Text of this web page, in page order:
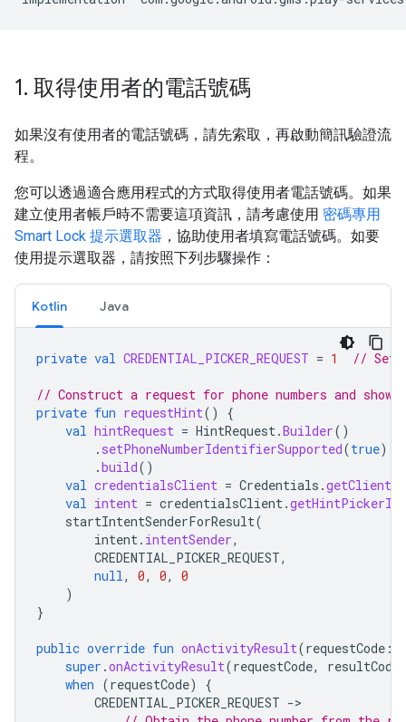
1. 取得使用者的電話號碼
如果沒有使用者的電話號碼，請先索取，再啟動簡訊驗證流
程。
您可以透過適合應用程式的方式取得使用者電話號碼。如果
建立使用者帳戶時不需要這項資訊，請考慮使用 密碼專用
Smart Lock 提示選取器 ，協助使用者填寫電話號碼。如要
使用提示選取器，請按照下列步驟操作：
Kotlin Java
private val CREDENTIAL_PICKER_REQUEST = 1 // Set
// Construct a request for phone numbers and show
private fun requestHint()
{
val hintRequest = HintRequest.Builder()
. setPhoneNumberIdentifierSupported(true)
.build()
val credentialsClient = Credentials .getClient
val intent = credentialsClient.
startIntentSenderForResult(
intent. intentSender,
CREDENTIAL_PICKER_REQUEST,
null, 0, 0,
0
)
}
public override fun onActivityResult(requestCode :
super .onActivityResult(requestCode, resultCode
when (requestCode)
{
CREDENTIAL_PICKER_REQUEST -